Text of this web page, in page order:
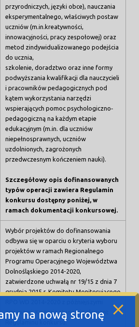
przyrodniczych, języki obce), nauczania
eksperymentalnego, właściwych postaw
uczniów (m.in.kreatywności,
innowacyjności, pracy zespołowej) oraz
metod zindywidualizowanego podejścia
do ucznia,
szkolenie, doradztwo oraz inne formy
podwyższania kwalifikacji dla nauczycieli
i pracowników pedagogicznych pod
kątem wykorzystania narzędzi
wspierających pomoc psychologiczno‐
pedagogiczną na każdym etapie
edukacyjnym (m.in. dla uczniów
niepełnosprawnych, uczniów
uzdolnionych, zagrożonych
przedwczesnym kończeniem nauki).
Szczegółowy opis dofinansowanych
typów operacji zawiera Regulamin
konkursu dostępny poniżej, w
ramach dokumentacji konkursowej.
Wybór projektów do dofinansowania
odbywa się w oparciu o kryteria wyboru
projektów w ramach Regionalnego
Programu Operacyjnego Województwa
Dolnośląskiego 2014-2020,
zatwierdzone uchwałą nr 19/15 z dnia 7
grudnia 2015 r. Komitetu Monitorującego
zmianami. Kryteria stanowią element
Regulaminu konkursu.
na nową stronę